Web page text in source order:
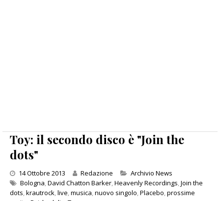
Toy: il secondo disco è "Join the
dots"
14 Ottobre 2013 Redazione Categories
Archivio News
Bologna,David Chatton Barker,Heavenly Recordings,Join the
dots,krautrock,live,musica,nuovo singolo,Placebo,prossime